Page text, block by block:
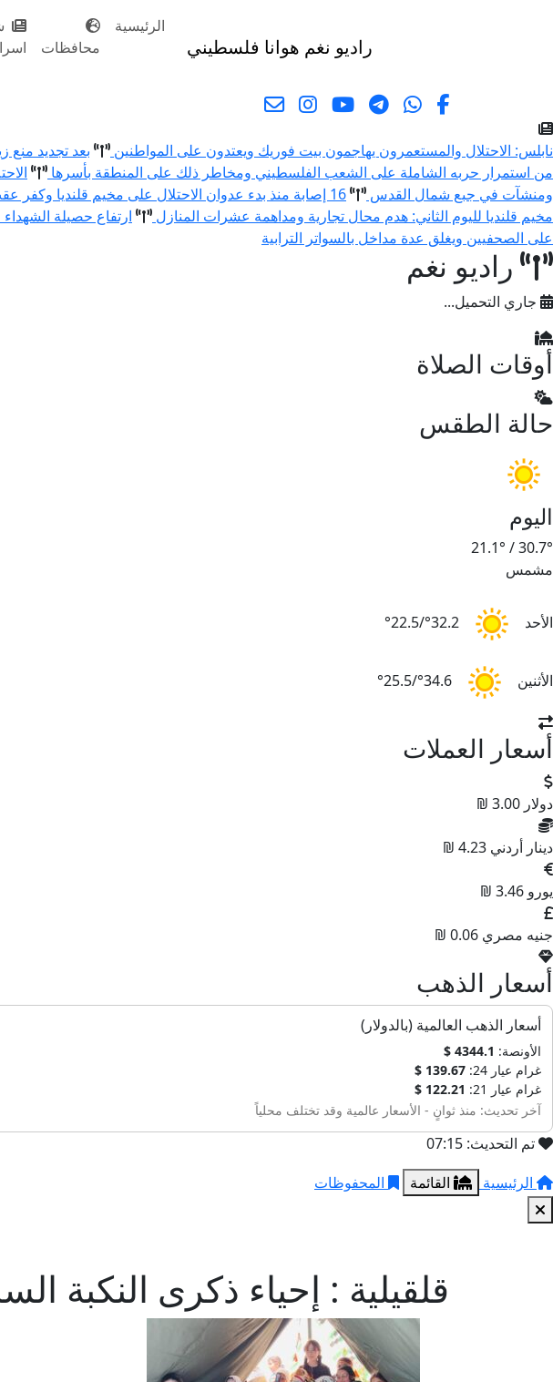
راديو نغم هوانا فلسطيني
الرئيسية
محافظات
نابلس: الاحتلال والمستعمرون يهاجمون بيت فوريك ويعتدون على المواطنين بعد تجديد منع
من استمرار حربه الشاملة على الشعب الفلسطيني ومخاطر ذلك على المنطقة بأسرها
الاحتلال يجرف 4
ومنشآت في جبع شمال القدس
16 إصابة منذ بدء عدوان الاحتلال على مخيم قلنديا وكفر عقب شمال القدس
مخيم قلنديا لليوم الثاني: هدم محال تجارية ومداهمة عشرات المنازل
ارتفاع حصيلة الشهداء في قطاع غزة إلى 73,381
على الصحفيين ويغلق عدة مداخل بالسواتر الترابية
راديو نغم
جاري التحميل...
أوقات الصلاة
حالة الطقس
اليوم
30.7°
/
21.1°
مشمس
الأحد 32.2°/22.5°
الأثنين 34.6°/25.5°
أسعار العملات
دولار 3.00 ₪
دينار أردني 4.23 ₪
يورو 3.46 ₪
جنيه مصري 0.06 ₪
أسعار الذهب
أسعار الذهب العالمية (بالدولار)
الأونصة: 4344.1 $
غرام عيار 24:
139.67 $
غرام عيار 21:
122.21 $
آخر تحديث: منذ ثوانٍ - الأسعار عالمية وقد تختلف محلياً
تم التحديث: 07:15
الرئيسية
القائمة المحفوظات
قلقيلية : إحياء ذكرى النكبة